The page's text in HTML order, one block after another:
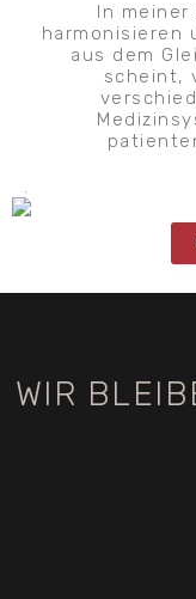
In meiner
harmonisieren
aus dem
scheint,
.
WIR